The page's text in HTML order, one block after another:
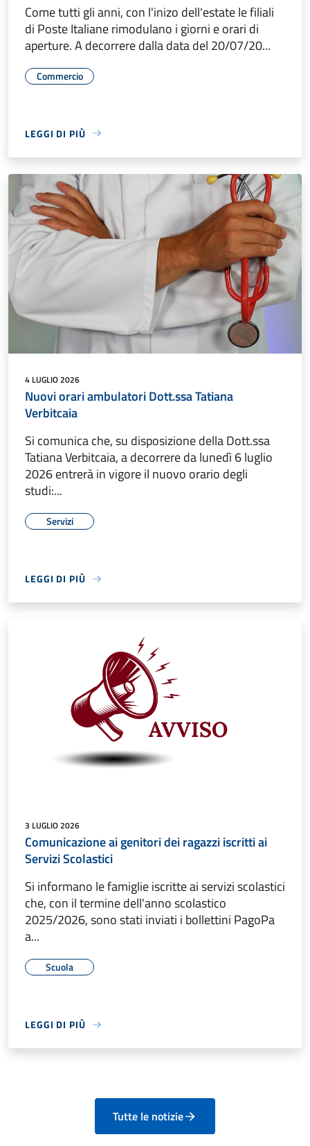
Come tutti gli anni, con l'inizo dell'estate le filiali
di Poste Italiane rimodulano i giorni e orari di
aperture. A decorrere dalla data del 20/07/20...
Commercio
LEGGI DI PIÙ
4 LUGLIO 2026
Nuovi orari ambulatori Dott.ssa Tatiana
Verbitcaia
Si comunica che, su disposizione della Dott.ssa
Tatiana Verbitcaia, a decorrere da lunedì 6 luglio
2026 entrerà in vigore il nuovo orario degli
studi:...
Servizi
LEGGI DI PIÙ
3 LUGLIO 2026
Comunicazione ai genitori dei ragazzi iscritti ai
Servizi Scolastici
Si informano le famiglie iscritte ai servizi scolastici
che, con il termine dell'anno scolastico
2025/2026, sono stati inviati i bollettini PagoPa
a...
Scuola
LEGGI DI PIÙ
Tutte le notizie